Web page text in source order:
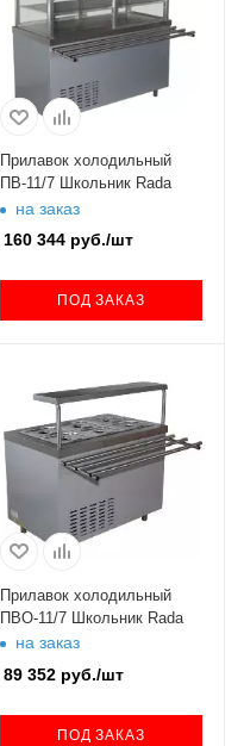
Прилавок холодильный
ПВ-11/7 Школьник Rada
на заказ
160 344руб./шт
ПОД ЗАКАЗ
Прилавок холодильный
ПВО-11/7 Школьник Rada
на заказ
89 352руб./шт
ПОД ЗАКАЗ